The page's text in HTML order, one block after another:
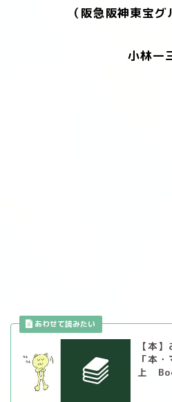
（阪急阪神東宝
小林一
【本
「本
上